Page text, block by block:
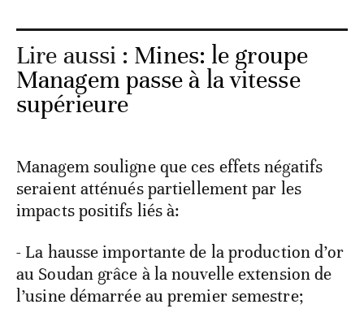
Lire aussi : Mines: le groupe
Managem passe à la vitesse
supérieure
Managem souligne que ces effets négatifs
seraient atténués partiellement par les
impacts positifs liés à:
- La hausse importante de la production d’or
au Soudan grâce à la nouvelle extension de
l’usine démarrée au premier semestre;